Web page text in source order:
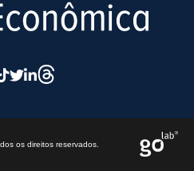
os direitos reservados.